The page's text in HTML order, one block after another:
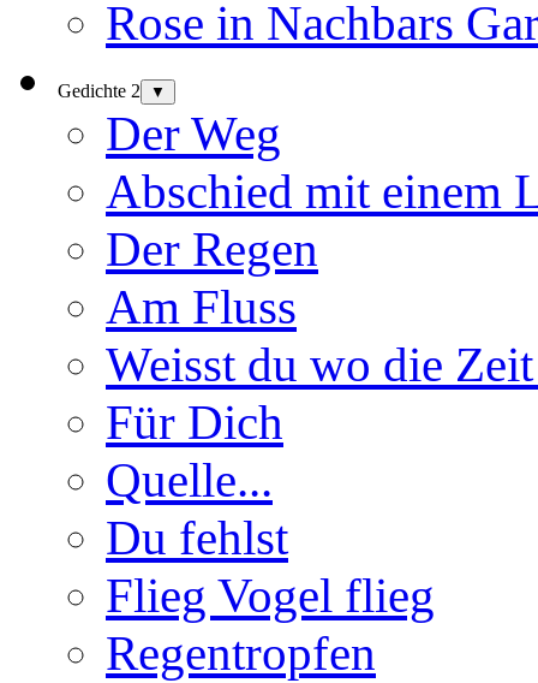
Rose in Nachbars
Gedichte 2 ▼
Der Weg
Abschied mit einem
Der Regen
Am Fluss
Weisst du wo die
Für Dich
Quelle...
Du fehlst
Flieg Vogel flieg
Regentropfen